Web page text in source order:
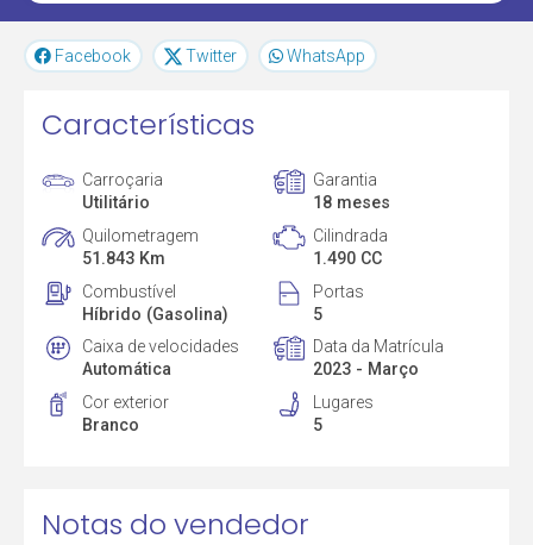
Facebook Twitter WhatsApp
Características
Carroçaria
Utilitário
Garantia
18 meses
Quilometragem
51.843 Km
Cilindrada
1.490 CC
Combustível
Híbrido (Gasolina)
Portas
5
Caixa de velocidades
Automática
Data da Matrícula
2023 - Março
Cor exterior
Branco
Lugares
5
Notas do vendedor